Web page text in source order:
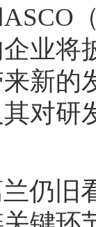
业将
新的
对研
仍旧